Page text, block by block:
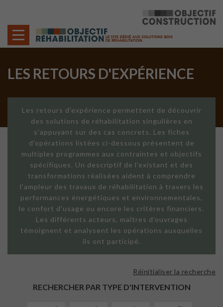
LES RETOURS D'EXPÉRIENCE
Les retours d'expérience permettent de découvrir
des solutions de réhabilitation singulières en
s'appuyant sur des cas concrets. Les fiches
d'opérations listées ci-dessous présentent de
multiples programmes aux contraintes et objectifs
spécifiques. Un descriptif de l'existant et des
transformations réalisées aident à comprendre
l'ampleur des travaux de réhabilitation à travers les
performances énergétiques et environnementales,
le confort d'usage ou encore les critères financiers.
Les différents acteurs, maîtres d'ouvrages
témoignent et analysent les opérations auxquelles
ils ont participé.
RECHERCHER PAR TYPE D'INTERVENTION
Réinitialiser la recherche
EXTÉRIEURE